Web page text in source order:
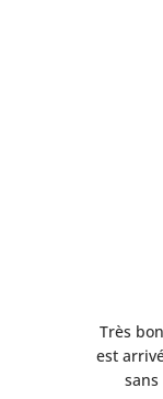
Très
est
sans